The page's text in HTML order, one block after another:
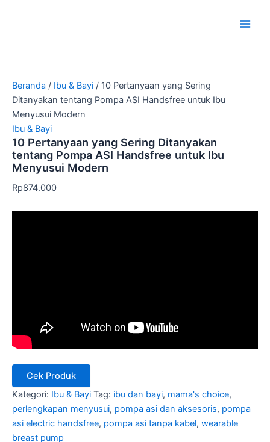
Beranda / Ibu & Bayi / 10 Pertanyaan yang Sering
Ditanyakan tentang Pompa ASI Handsfree untuk Ibu
Menyusui Modern
Ibu & Bayi
10 Pertanyaan yang Sering Ditanyakan
tentang Pompa ASI Handsfree untuk Ibu
Menyusui Modern
Rp874.000
Cek Produk
Kategori: Ibu & Bayi Tag: ibu dan bayi, mama's choice,
perlengkapan menyusui, pompa asi dan aksesoris, pompa
asi electric handsfree, pompa asi tanpa kabel, wearable
breast pump